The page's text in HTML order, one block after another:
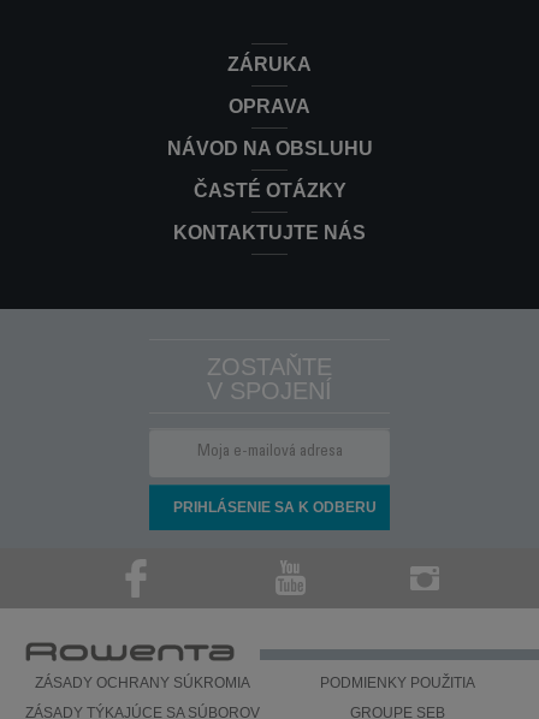
ZÁRUKA
OPRAVA
NÁVOD NA OBSLUHU
ČASTÉ OTÁZKY
KONTAKTUJTE NÁS
ZOSTAŇTE
V SPOJENÍ
ZÁSADY OCHRANY SÚKROMIA
PODMIENKY POUŽITIA
ZÁSADY TÝKAJÚCE SA SÚBOROV
GROUPE SEB